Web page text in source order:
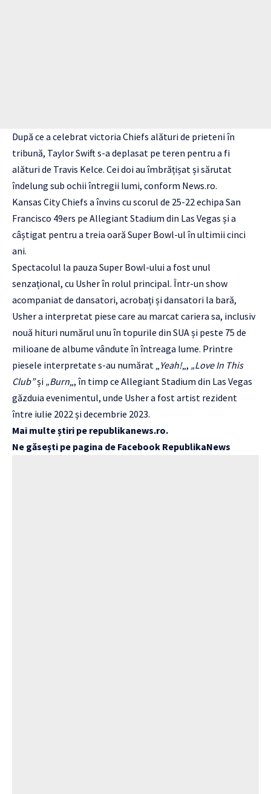
După ce a celebrat victoria Chiefs alături de prieteni în
tribună, Taylor Swift s-a deplasat pe teren pentru a fi
alături de Travis Kelce. Cei doi au îmbrățișat și sărutat
îndelung sub ochii întregii lumi, conform News.ro.
Kansas City Chiefs a învins cu scorul de 25-22 echipa San
Francisco 49ers pe Allegiant Stadium din Las Vegas și a
câștigat pentru a treia oară Super Bowl-ul în ultimii cinci
ani.
Spectacolul la pauza Super Bowl-ului a fost unul
senzațional, cu Usher în rolul principal. Într-un show
acompaniat de dansatori, acrobați și dansatori la bară,
Usher a interpretat piese care au marcat cariera sa, inclusiv
nouă hituri numărul unu în topurile din SUA și peste 75 de
milioane de albume vândute în întreaga lume. Printre
piesele interpretate s-au numărat „Yeah!„, „Love In This
Club”și „Burn„, în timp ce Allegiant Stadium din Las Vegas
găzduia evenimentul, unde Usher a fost artist rezident
între iulie 2022 și decembrie 2023.
Mai multe știri pe republikanews.ro.
Ne găsești pe pagina de Facebook RepublikaNews